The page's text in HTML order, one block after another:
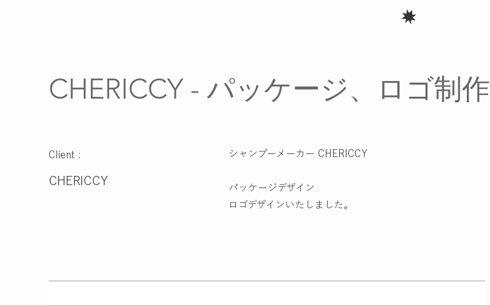
CHERICCY - パッケージ、ロゴ制作
Client :
CHERICCY
シャンプーメーカー CHERICCY
パッケージデザイン
ロゴデザインいたしました。